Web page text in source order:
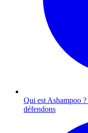
Qui est Ashampoo ?
défendons